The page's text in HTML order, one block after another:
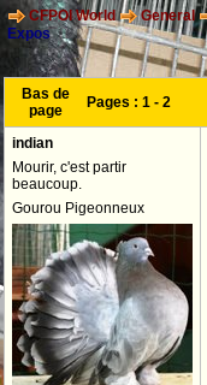
CFPOI World General
Expos
Bas de
page
Pages : 1 - 2
indian
Mourir, c'est partir
beaucoup.
Gourou Pigeonneux